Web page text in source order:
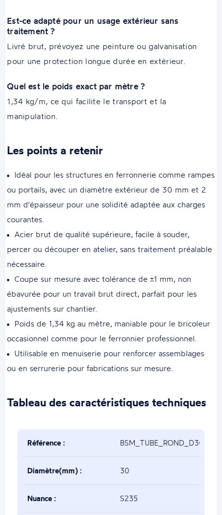
Est-ce adapté pour un usage extérieur sans
traitement ?
Livré brut, prévoyez une peinture ou galvanisation
pour une protection longue durée en extérieur.
Quel est le poids exact par mètre ?
1,34 kg/m, ce qui facilite le transport et la
manipulation.
Les points a retenir
Idéal pour les structures en ferronnerie comme rampes
ou portails, avec un diamètre extérieur de 30 mm et 2
mm d'épaisseur pour une solidité adaptée aux charges
courantes.
Acier brut de qualité supérieure, facile à souder,
percer ou découper en atelier, sans traitement préalable
nécessaire.
Coupe sur mesure avec tolérance de ±1 mm, non
ébavurée pour un travail brut direct, parfait pour les
ajustements sur chantier.
Poids de 1,34 kg au mètre, maniable pour le bricoleur
occasionnel comme pour le ferronnier professionnel.
Utilisable en menuiserie pour renforcer assemblages
ou en serrurerie pour fabrications sur mesure.
Tableau des caractéristiques techniques
Référence : BSM_TUBE_ROND_D30x2
Diamètre(mm) : 30
Nuance : S235